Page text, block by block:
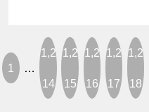
1 …
1,2
14
1,2
15
1,2
16
1,2
17
1,2
18